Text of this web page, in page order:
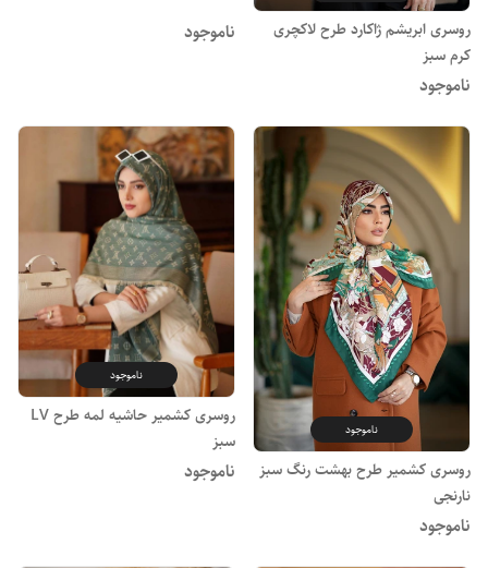
روسری ابریشم ژاکارد طرح لاکچری
کرم سبز
ناموجود
ناموجود
ناموجود
روسری کشمیر طرح بهشت رنگ سبز
نارنجی
ناموجود
ناموجود
روسری کشمیر حاشیه لمه طرح LV
سبز
ناموجود